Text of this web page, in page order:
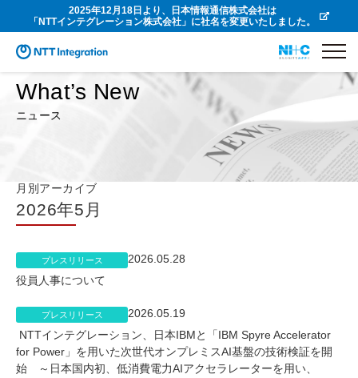
2025年12月18日より、日本情報通信株式会社は
「NTTインテグレーション株式会社」に社名を変更いたしました。
What’s New
ニュース
月別アーカイブ
2026年5月
プレスリリース
2026.05.28
役員人事について
プレスリリース
2026.05.19
NTTインテグレーション、日本IBMと「IBM Spyre Accelerator
for Power」を用いた次世代オンプレミスAI基盤の技術検証を開
始 ～日本国内初、低消費電力AIアクセラレーターを用い、